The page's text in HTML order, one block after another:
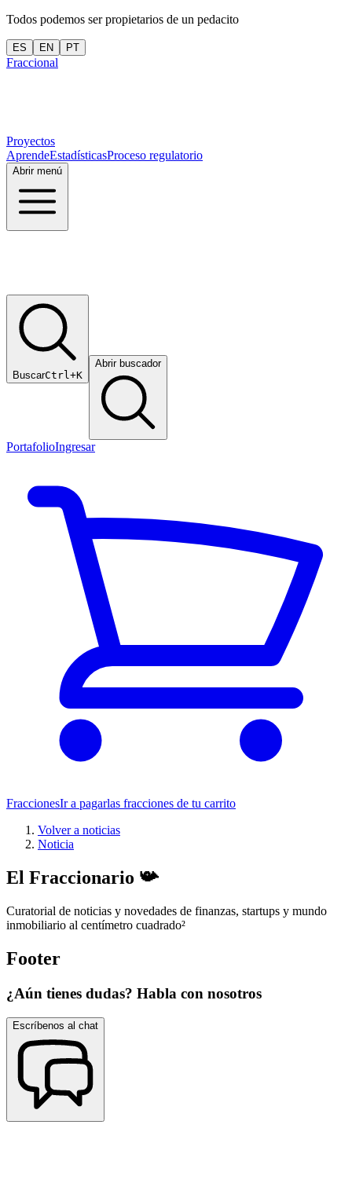
Todos podemos ser propietarios de un pedacito
ES EN PT
Fraccional
Proyectos
AprendeEstadísticasProceso regulatorio
Abrir menú
BuscarCtrl+K
Abrir buscador
PortafolioIngresar
FraccionesIr a pagarlas fracciones de tu carrito
Volver a noticias
Noticia
El Fraccionario 📯
Curatorial de noticias y novedades de finanzas, startups y mundo
inmobiliario al centímetro cuadrado²
Footer
¿Aún tienes dudas? Habla con nosotros
Escríbenos al chat